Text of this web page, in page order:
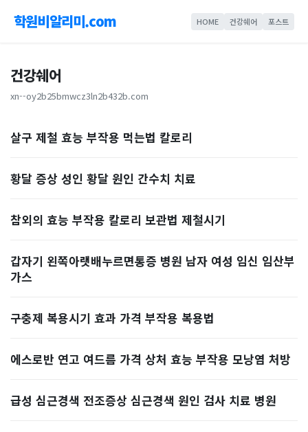
학원비알리미.com HOME 건강쉐어 포스트
건강쉐어
xn--oy2b25bmwcz3ln2b432b.com
살구 제철 효능 부작용 먹는법 칼로리
황달 증상 성인 황달 원인 간수치 치료
참외의 효능 부작용 칼로리 보관법 제철시기
갑자기 왼쪽아랫배누르면통증 병원 남자 여성 임신 임산부
가스
구충제 복용시기 효과 가격 부작용 복용법
에스로반 연고 여드름 가격 상처 효능 부작용 모낭염 처방
급성 심근경색 전조증상 심근경색 원인 검사 치료 병원